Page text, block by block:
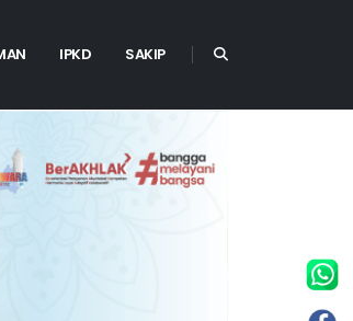
IPKD SAKIP